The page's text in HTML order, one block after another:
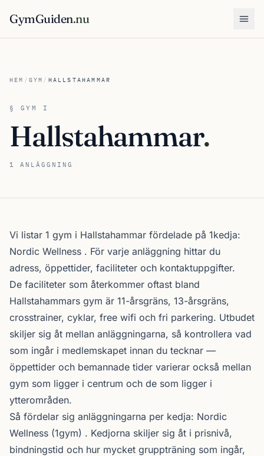
GymGuiden.nu
HEM / GYM / HALLSTAHAMMAR
§ GYM I
Hallstahammar.
1 ANLÄGGNING
Om gymutbudet i Hallstahammar
Vi listar 1 gym i Hallstahammar fördelade på 1kedja:
Nordic Wellness . För varje anläggning hittar du
adress, öppettider, faciliteter och kontaktuppgifter.
De faciliteter som återkommer oftast bland
Hallstahammars gym är 11-årsgräns, 13-årsgräns,
crosstrainer, cyklar, free wifi och fri parkering. Utbudet
skiljer sig åt mellan anläggningarna, så kontrollera vad
som ingår i medlemskapet innan du tecknar —
öppettider och bemannade tider varierar också mellan
gym som ligger i centrum och de som ligger i
ytterområden.
Så fördelar sig anläggningarna per kedja: Nordic
Wellness (1gym) . Kedjorna skiljer sig åt i prisnivå,
bindningstid och hur mycket gruppträning som ingår,